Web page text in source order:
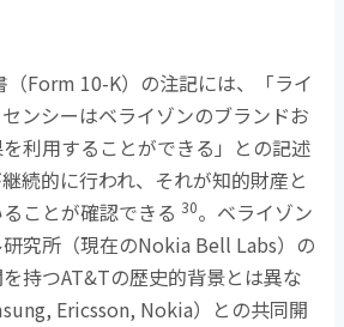
（Form 10-K）の注記には、「ライ
ンシーはベライゾンのブランドお
利用することができる」との記述
続的に行われ、それが知的財産と
ことが確認できる30。ベライゾン
究所（現在のNokia Bell Labs）の
持つAT&Tの歴史的背景とは異な
Ericsson, Nokia）との共同開